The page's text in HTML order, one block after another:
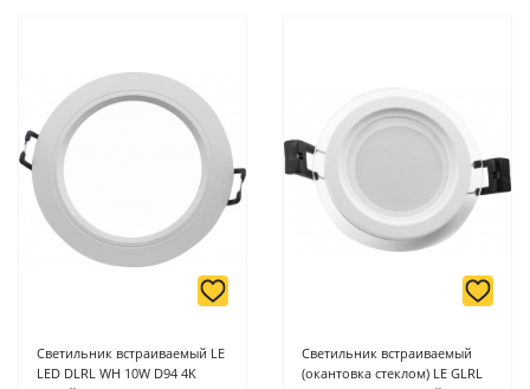
Светильник встраиваемый LE
LED DLRL WH 10W D94 4K
Светильник встраиваемый
(окантовка стеклом) LE GLRL